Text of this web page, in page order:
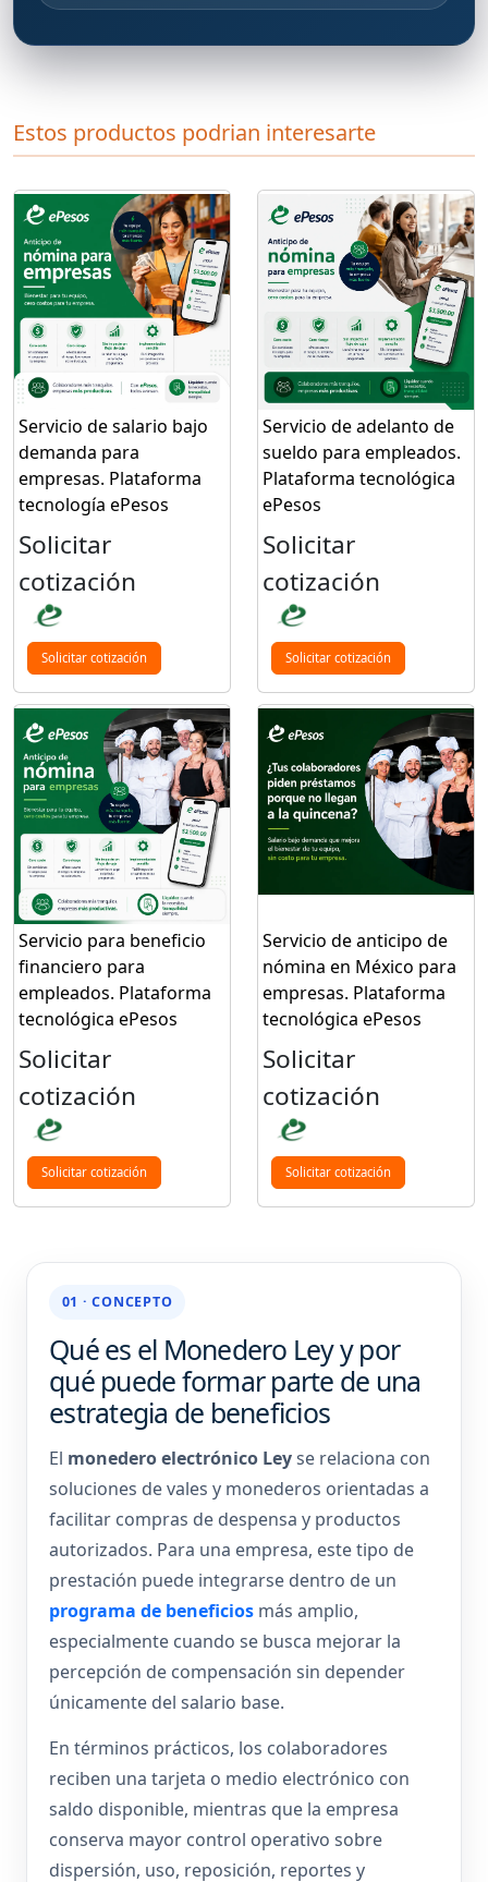
Estos productos podrian interesarte
Servicio de salario bajo
demanda para
empresas. Plataforma
tecnología ePesos
Solicitar
cotización
Solicitar cotización
Servicio de adelanto de
sueldo para empleados.
Plataforma tecnológica
ePesos
Solicitar
cotización
Solicitar cotización
Servicio para beneficio
financiero para
empleados. Plataforma
tecnológica ePesos
Solicitar
cotización
Solicitar cotización
Servicio de anticipo de
nómina en México para
empresas. Plataforma
tecnológica ePesos
Solicitar
cotización
Solicitar cotización
01 · CONCEPTO
Qué es el Monedero Ley y por
qué puede formar parte de una
estrategia de beneficios
El monedero electrónico Leyse relaciona con
soluciones de vales y monederos orientadas a
facilitar compras de despensa y productos
autorizados. Para una empresa, este tipo de
prestación puede integrarse dentro de un
programa de beneficios más amplio,
especialmente cuando se busca mejorar la
percepción de compensación sin depender
únicamente del salario base.
En términos prácticos, los colaboradores
reciben una tarjeta o medio electrónico con
saldo disponible, mientras que la empresa
conserva mayor control operativo sobre
dispersión, uso, reposición, reportes y